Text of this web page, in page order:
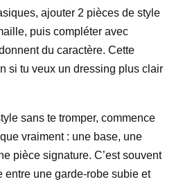
ajouter 2 pièces de style
puis compléter avec
du caractère. Cette
si tu veux un dressing plus clair
sans te tromper, commence
vraiment : une base, une
pièce signature. C’est souvent
entre une garde-robe subie et